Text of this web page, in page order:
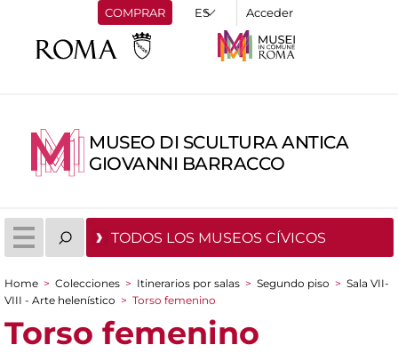
COMPRAR Acceder
MUSEO DI SCULTURA ANTICA
GIOVANNI BARRACCO
TODOS LOS MUSEOS CÍVICOS
You are here
Home > Colecciones > Itinerarios por salas > Segundo piso > Sala VII-
VIII - Arte helenístico > Torso femenino
Torso femenino